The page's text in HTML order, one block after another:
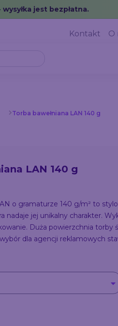
jest bezpłatna.
Kontakt O
Torba bawełniana LAN 140 g
LAN 140 g
o gramaturze 140 g/m² to
nadaje jej unikalny charakter.
Duża powierzchnia torby
dla agencji reklamowych